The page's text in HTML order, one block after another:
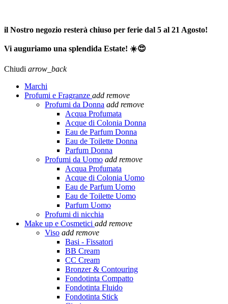
il Nostro negozio resterà chiuso per ferie dal 5 al 21 Agosto!
Vi auguriamo una splendida Estate! ☀️😍
Chiudi arrow_back
Marchi
Profumi e Fragranze add remove
Profumi da Donna add remove
Acqua Profumata
Acque di Colonia Donna
Eau de Parfum Donna
Eau de Toilette Donna
Parfum Donna
Profumi da Uomo add remove
Acqua Profumata
Acque di Colonia Uomo
Eau de Parfum Uomo
Eau de Toilette Uomo
Parfum Uomo
Profumi di nicchia
Make up e Cosmetici add remove
Viso add remove
Basi - Fissatori
BB Cream
CC Cream
Bronzer & Contouring
Fondotinta Compatto
Fondotinta Fluido
Fondotinta Stick